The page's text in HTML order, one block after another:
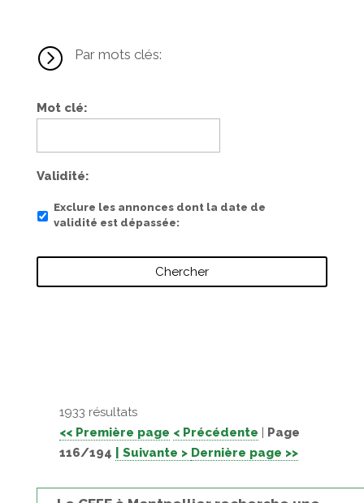
= Par mots clés:
Mot clé
Validité
Exclure les annonces dont la date de
validité est dépassée
1933 résultats
<< Première page < Précédente | Page
116/194
| Suivante > Dernière page >>